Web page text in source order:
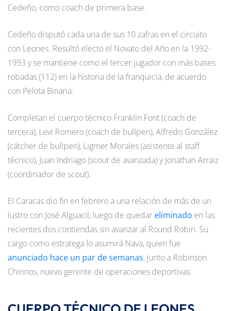
Cedeño, como coach de primera base.
Cedeño disputó cada una de sus 10 zafras en el circuito
con Leones. Resultó electo el Novato del Año en la 1992-
1993 y se mantiene como el tercer jugador con más bases
robadas (112) en la historia de la franquicia, de acuerdo
con Pelota Binaria.
Completan el cuerpo técnico Franklin Font (coach de
tercera), Levi Romero (coach de bullpen), Alfredo González
(cátcher de bullpen), Ligmer Morales (asistente al staff
técnico), Juan Indriago (scout de avanzada) y Jonathan Arraiz
(coordinador de scout).
El Caracas dio fin en febrero a una relación de más de un
lustro con José Alguacil, luego de quedar eliminado en las
recientes dos contiendas sin avanzar al Round Robin. Su
cargo como estratega lo asumirá Nava, quien fue
anunciado hace un par de semanas, junto a Robinson
Chirinos, nuevo gerente de operaciones deportivas.